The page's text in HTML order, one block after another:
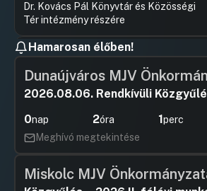
Dr. Kovács Pál Könyvtár és Közösségi
Tér intézmény részére
HozzászólásokUgrás a napirendi
4.napirend: Javaslat vizsgálóbizottság
HozzászólásokUgrás a napirendi
5.napirend: Tájékoztatás a Győr-Moson-
ismételt törvényességi felhívásáról
6.napirend: Javaslat a fizető-
parkolóhelyek üzemeltetésének és
használatának szabályairól szóló
Hamarosan élőben!
Dunaújváros MJV
2026.08.06. Rendkívüli
0nap 2óra 1perc
Meghívó megtekintése
Miskolc MJV